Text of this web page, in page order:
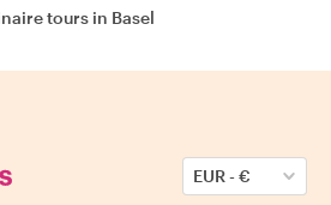
tours in Basel
EUR-€